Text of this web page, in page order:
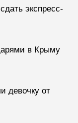
экспресс-
в Крыму
девочку от